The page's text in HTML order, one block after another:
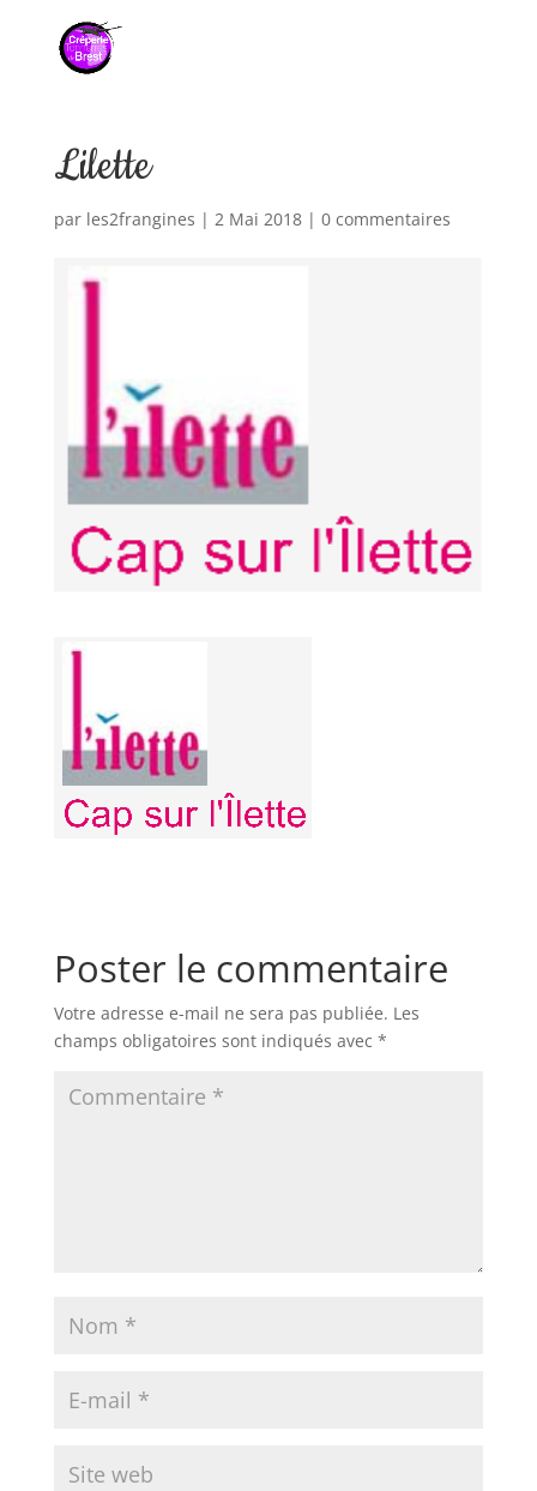
Lilette
par les2frangines | 2 Mai 2018| 0 commentaires
Poster le commentaire
Votre adresse e-mail ne sera pas publiée. Les
champs obligatoires sont indiqués avec *